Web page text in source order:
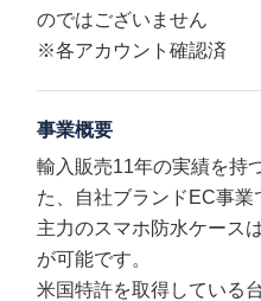
のではございません
※各アカウント確認済
事業概要
輸入販売11年の実績を持
た、自社ブランドEC事業
主力のスマホ防水ケース
が可能です。
米国特許を取得している